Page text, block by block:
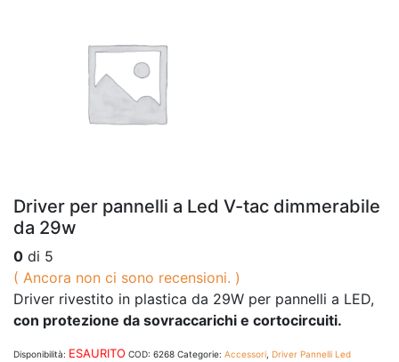
Driver per pannelli a Led V-tac dimmerabile
da 29w
0 di 5
( Ancora non ci sono recensioni. )
Driver rivestito in plastica da 29W per pannelli a LED,
con protezione da sovraccarichi e cortocircuiti.
Disponibilità: ESAURITO COD: 6268 Categorie: Accessori Driver Pannelli Led